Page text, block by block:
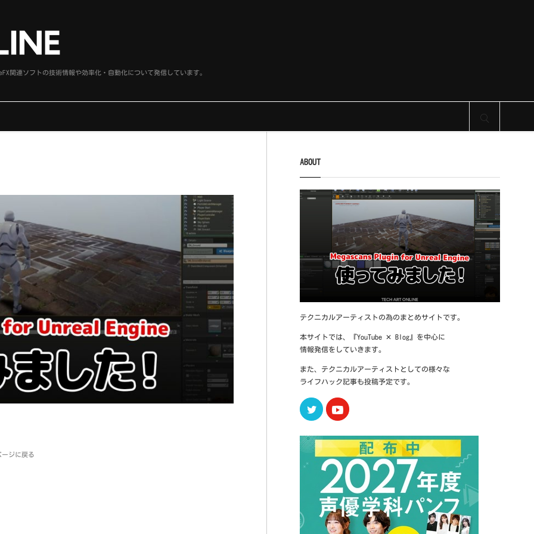
関連ソフトの技術情報や効率化・自動化について発信しています。
ジに戻る
ABOUT
テクニカルアーティストの為のまとめサイトです。
本サイトでは、『YouTube ✕ Blog』を中心に
情報発信をしていきます。
また、テクニカルアーティストとしての様々な
ライフハック記事も投稿予定です。
Twitter